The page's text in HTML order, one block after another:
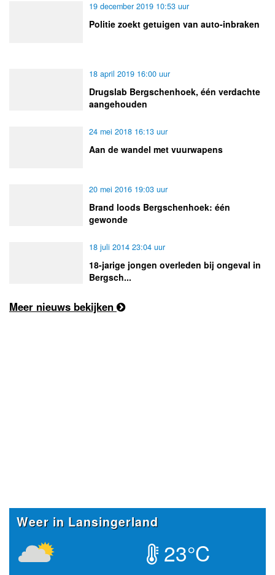
19 december 2019 10:53 uur
Politie zoekt getuigen van auto-inbraken
18 april 2019 16:00 uur
Drugslab Bergschenhoek, één verdachte
aangehouden
24 mei 2018 16:13 uur
Aan de wandel met vuurwapens
20 mei 2016 19:03 uur
Brand loods Bergschenhoek: één
gewonde
18 juli 2014 23:04 uur
18-jarige jongen overleden bij ongeval in
Bergsch...
Meer nieuws bekijken
Weer in Lansingerland
23°C